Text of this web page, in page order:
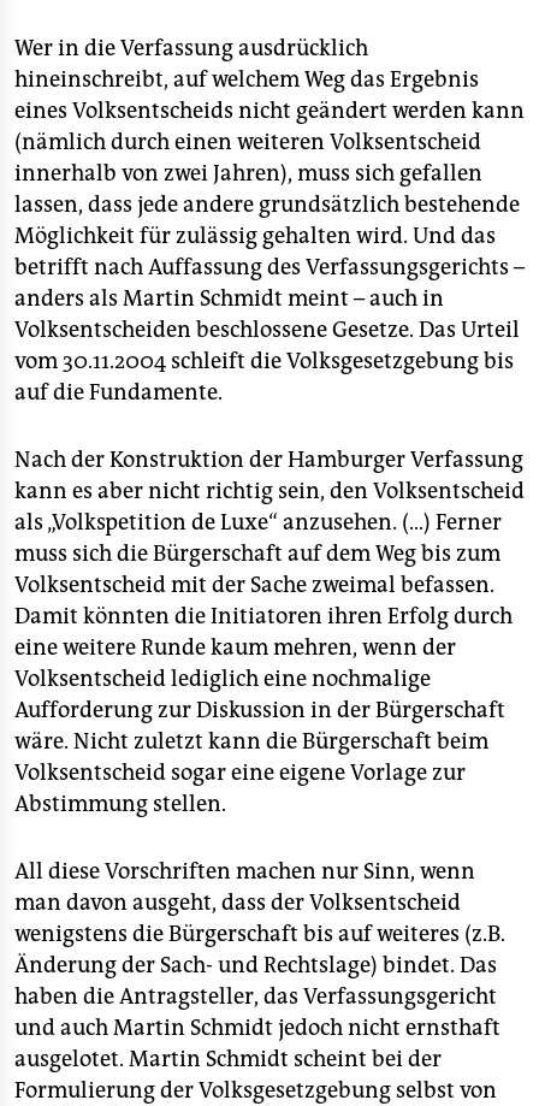
Wer in die Verfassung ausdrücklich
hineinschreibt, auf welchem Weg das Ergebnis
eines Volksentscheids nicht geändert werden kann
(nämlich durch einen weiteren Volksentscheid
innerhalb von zwei Jahren), muss sich gefallen
lassen, dass jede andere grundsätzlich bestehende
Möglichkeit für zulässig gehalten wird. Und das
betrifft nach Auffassung des Verfassungsgerichts –
anders als Martin Schmidt meint – auch in
Volksentscheiden beschlossene Gesetze. Das Urteil
vom 30.11.2004 schleift die Volksgesetzgebung bis
auf die Fundamente.
Nach der Konstruktion der Hamburger Verfassung
kann es aber nicht richtig sein, den Volksentscheid
als „Volkspetition de Luxe“ anzusehen. (...) Ferner
muss sich die Bürgerschaft auf dem Weg bis zum
Volksentscheid mit der Sache zweimal befassen.
Damit könnten die Initiatoren ihren Erfolg durch
eine weitere Runde kaum mehren, wenn der
Volksentscheid lediglich eine nochmalige
Aufforderung zur Diskussion in der Bürgerschaft
wäre. Nicht zuletzt kann die Bürgerschaft beim
Volksentscheid sogar eine eigene Vorlage zur
Abstimmung stellen.
All diese Vorschriften machen nur Sinn, wenn
man davon ausgeht, dass der Volksentscheid
wenigstens die Bürgerschaft bis auf weiteres (z.B.
Änderung der Sach- und Rechtslage) bindet. Das
haben die Antragsteller, das Verfassungsgericht
und auch Martin Schmidt jedoch nicht ernsthaft
ausgelotet. Martin Schmidt scheint bei der
Formulierung der Volksgesetzgebung selbst von